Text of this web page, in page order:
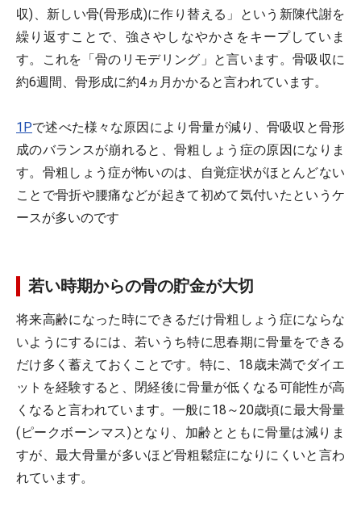
収)、新しい骨(骨形成)に作り替える」という新陳代謝を
繰り返すことで、強さやしなやかさをキープしていま
す。これを「骨のリモデリング」と言います。骨吸収に
約6週間、骨形成に約4ヵ月かかると言われています。
1Pで述べた様々な原因により骨量が減り、骨吸収と骨形
成のバランスが崩れると、骨粗しょう症の原因になりま
す。骨粗しょう症が怖いのは、自覚症状がほとんどない
ことで骨折や腰痛などが起きて初めて気付いたというケ
ースが多いのです
若い時期からの骨の貯金が大切
将来高齢になった時にできるだけ骨粗しょう症にならな
いようにするには、若いうち特に思春期に骨量をできる
だけ多く蓄えておくことです。特に、18歳未満でダイエ
ットを経験すると、閉経後に骨量が低くなる可能性が高
くなると言われています。一般に18～20歳頃に最大骨量
(ピークボーンマス)となり、加齢とともに骨量は減りま
すが、最大骨量が多いほど骨粗鬆症になりにくいと言わ
れています。